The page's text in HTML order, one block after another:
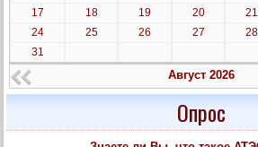
17
18 19 20 21
24
25 26 27 28
31
Август 2026
Опрос